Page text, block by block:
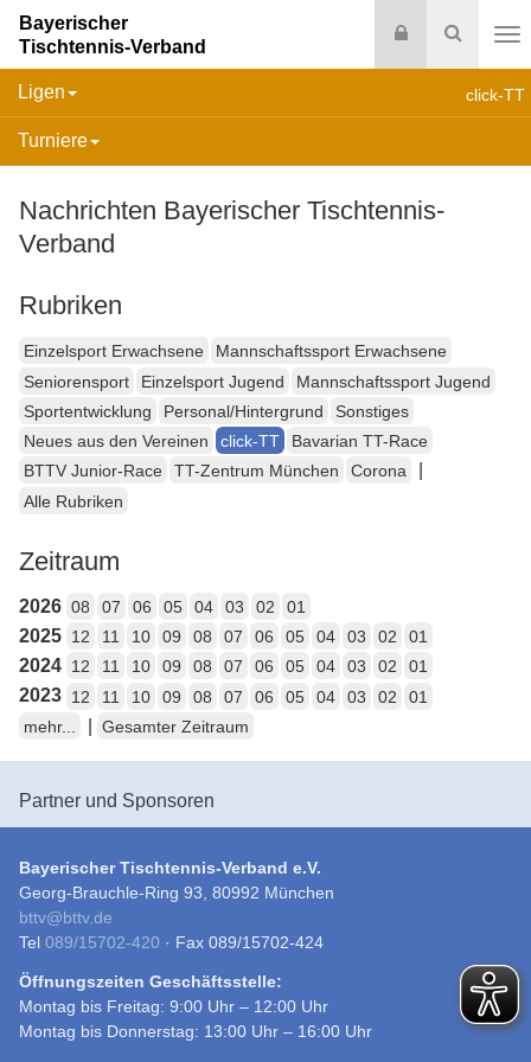
Suche
Login
Bayerischer
Tischtennis-Verband
click-TT
Ligen
Turniere
Nachrichten Bayerischer Tischtennis-
Verband
Rubriken
Einzelsport Erwachsene
Mannschaftssport Erwachsene
Seniorensport
Einzelsport Jugend
Mannschaftssport Jugend
Sportentwicklung
Personal/Hintergrund
Sonstiges
Neues aus den Vereinen
click-TT
Bavarian TT-Race
BTTV Junior-Race
TT-Zentrum München Corona
Alle Rubriken
Zeitraum
2026 08 07 06 05 04 03 02 01
2025 12 11 10 09 08 07 06 05 04 03 02 01
2024 12 11 10 09 08 07 06 05 04 03 02 01
2023 12 11 10 09 08 07 06 05 04 03 02
01
mehr...
Gesamter Zeitraum
Partner und Sponsoren
Bayerischer Tischtennis-Verband e.V.
Georg-Brauchle-Ring 93, 80992 München
bttv@bttv.de
Tel 089/15702-420 · Fax 089/15702-424
Öffnungszeiten Geschäftsstelle:
Montag bis Freitag: 9:00 Uhr – 12:00 Uhr
Montag bis Donnerstag: 13:00 Uhr – 16:00 Uhr